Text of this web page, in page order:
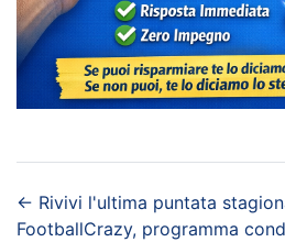
← Rivivi l'ultima puntata
FootballCrazy, programma